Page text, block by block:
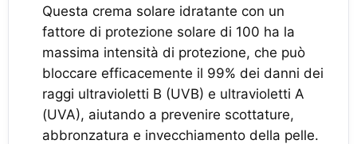
Questa crema solare idratante con un
fattore di protezione solare di 100 ha la
massima intensità di protezione, che può
bloccare efficacemente il 99% dei danni dei
raggi ultravioletti B (UVB) e ultravioletti A
(UVA), aiutando a prevenire scottature,
abbronzatura e invecchiamento della pelle.